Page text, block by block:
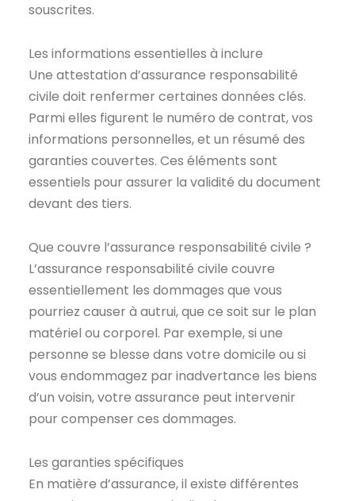
souscrites.
Les informations essentielles à inclure
Une attestation d’assurance responsabilité
civile doit renfermer certaines données clés.
Parmi elles figurent le numéro de contrat, vos
informations personnelles, et un résumé des
garanties couvertes. Ces éléments sont
essentiels pour assurer la validité du document
devant des tiers.
Que couvre l’assurance responsabilité civile ?
L’assurance responsabilité civile couvre
essentiellement les dommages que vous
pourriez causer à autrui, que ce soit sur le plan
matériel ou corporel. Par exemple, si une
personne se blesse dans votre domicile ou si
vous endommagez par inadvertance les biens
d’un voisin, votre assurance peut intervenir
pour compenser ces dommages.
Les garanties spécifiques
En matière d’assurance, il existe différentes